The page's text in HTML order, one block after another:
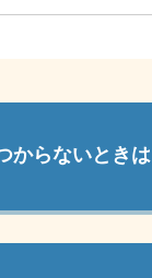
からないときは